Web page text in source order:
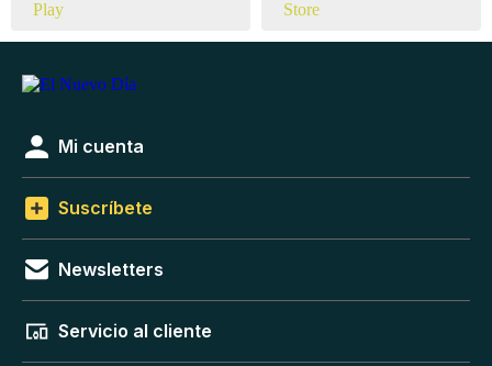
Mi cuenta
Suscríbete
Newsletters
Servicio al cliente